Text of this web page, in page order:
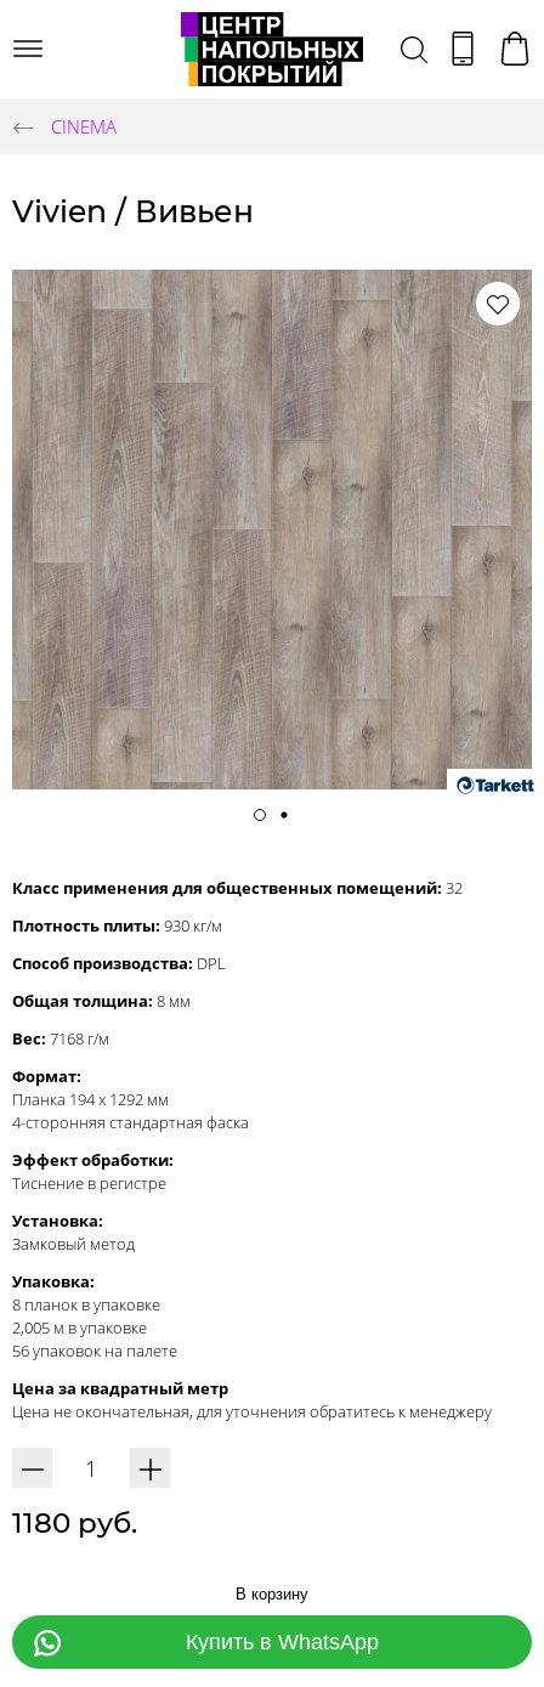
CINEMA
Vivien / Вивьен
Класс применения для общественных помещений: 32
Плотность плиты: 930 кг/м
Способ производства: DPL
Общая толщина: 8 мм
Вес: 7168 г/м
Формат:
Планка 194 x 1292 мм
4-сторонняя стандартная фаска
Эффект обработки:
Тиснение в регистре
Установка:
Замковый метод
Упаковка:
8 планок в упаковке
2,005 м в упаковке
56 упаковок на палете
Цена за квадратный метр
Цена не окончательная, для уточнения обратитесь к менеджеру
1180 руб.
В корзину
Купить в WhatsApp